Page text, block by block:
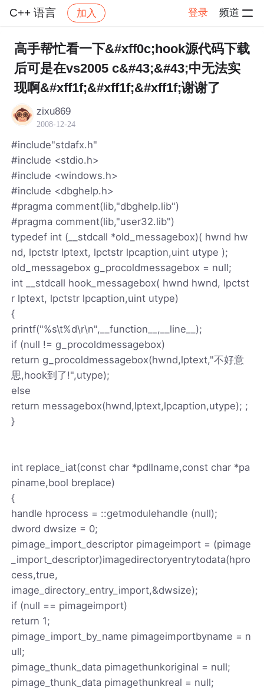
C++ 语言 加入 登录 频道
社区 C++ 语言 帖子详情
高手帮忙看一下&#xff0c;hook源代码下载
后可是在vs2005 c&#43;&#43;中无法实
现啊&#xff1f;&#xff1f;&#xff1f;谢谢了
zixu869
2008-12-24
#include"stdafx.h"
#include <stdio.h>
#include <windows.h>
#include <dbghelp.h>
#pragma comment(lib,"dbghelp.lib")
#pragma comment(lib,"user32.lib")
typedef int (__stdcall *old_messagebox)( hwnd hw
nd, lpctstr lptext, lpctstr lpcaption,uint utype );
old_messagebox g_procoldmessagebox = null;
int __stdcall hook_messagebox( hwnd hwnd, lpctst
r lptext, lpctstr lpcaption,uint utype)
{
printf("%s\t%d\r\n",__function__,__line__);
if (null != g_procoldmessagebox)
return g_procoldmessagebox(hwnd,lptext,"不好意
思,hook到了!",utype);
else
return messagebox(hwnd,lptext,lpcaption,utype); ;
}
int replace_iat(const char *pdllname,const char *pa
piname,bool breplace)
{
handle hprocess = ::getmodulehandle (null);
dword dwsize = 0;
pimage_import_descriptor pimageimport = (pimage
_import_descriptor)imagedirectoryentrytodata(hpro
cess,true,
image_directory_entry_import,&dwsize);
if (null == pimageimport)
return 1;
pimage_import_by_name pimageimportbyname = n
ull;
pimage_thunk_data pimagethunkoriginal = null;
pimage_thunk_data pimagethunkreal = null;